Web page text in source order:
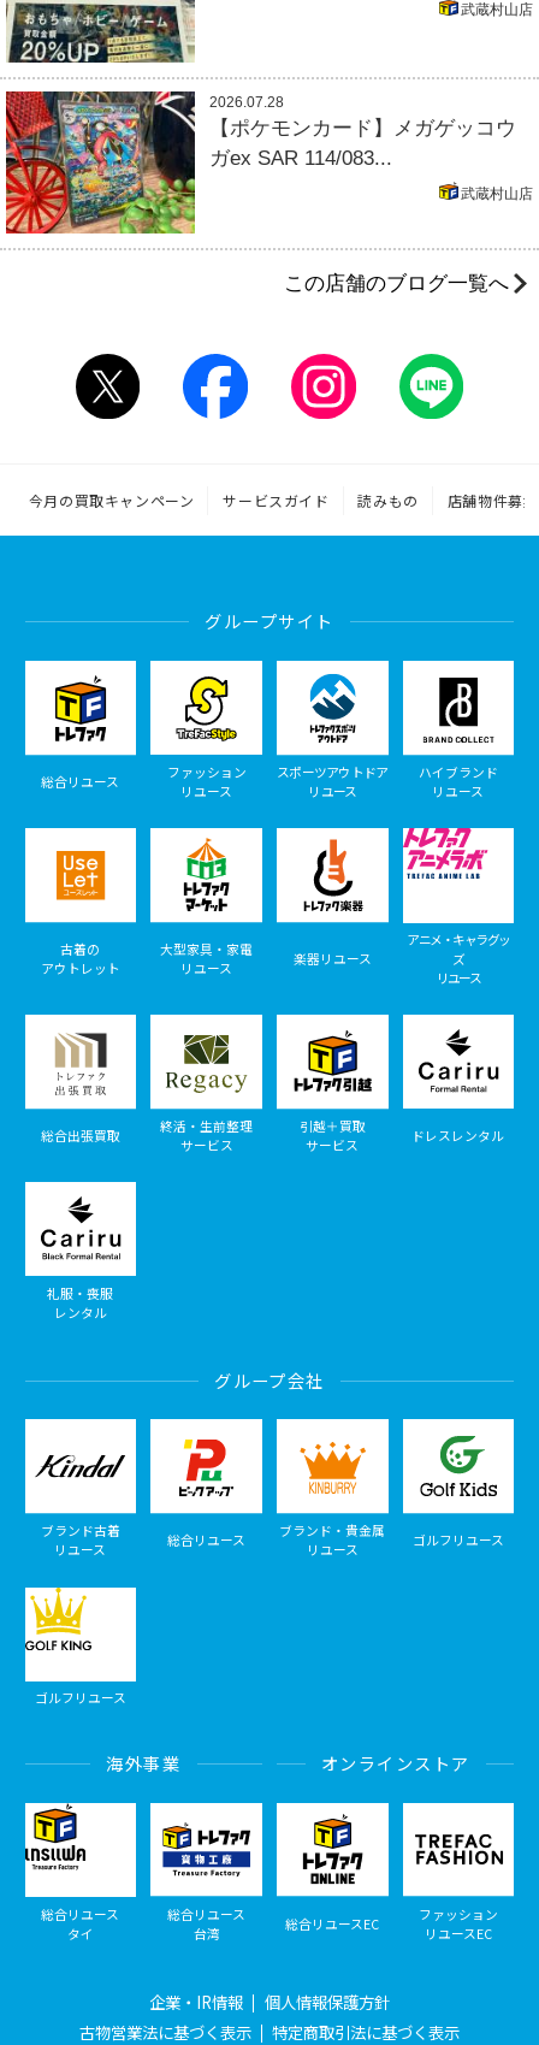
武蔵村山店
2026.07.28
【ポケモンカード】メガゲッコウ
ガex SAR 114/083...
武蔵村山店
この店舗のブログ一覧へ
今月の買取キャンペーン サービスガイド 読みもの 店舗物件募集
グループサイト
総合リユース
ファッション
リユース
スポーツアウトドア
リユース
ハイブランド
リユース
古着の
アウトレット
大型家具・家電
リユース
楽器リユース
アニメ・キャラグッ
ズ
リユース
総合出張買取
終活・生前整理
サービス
引越＋買取
サービス
ドレスレンタル
礼服・喪服
レンタル
グループ会社
ブランド古着
リユース
総合リユース
ブランド・貴金属
リユース
ゴルフリユース
ゴルフリユース
海外事業
総合リユース
タイ
総合リユース
台湾
オンラインストア
総合リユースEC
ファッション
リユースEC
企業・IR情報
個人情報保護方針
古物営業法に基づく表示
特定商取引法に基づく表示